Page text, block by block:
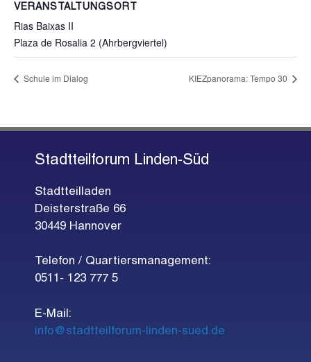
VERANSTALTUNGSORT
Rias Baixas II
Plaza de Rosalia 2 (Ahrbergviertel)
Schule im Dialog KIEZpanorama: Tempo 30
Stadtteilforum Linden-Süd
Stadtteilladen
Deisterstraße 66
30449 Hannover
Telefon / Quartiersmanagement:
0511- 123 777 5
E-Mail:
info@stadtteilforum-linden-sued.de